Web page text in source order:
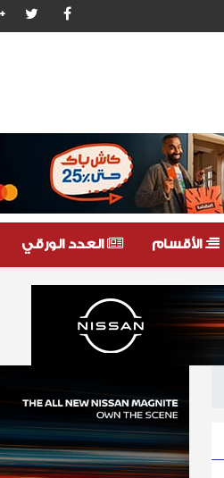
الأقسام العدد الورقي